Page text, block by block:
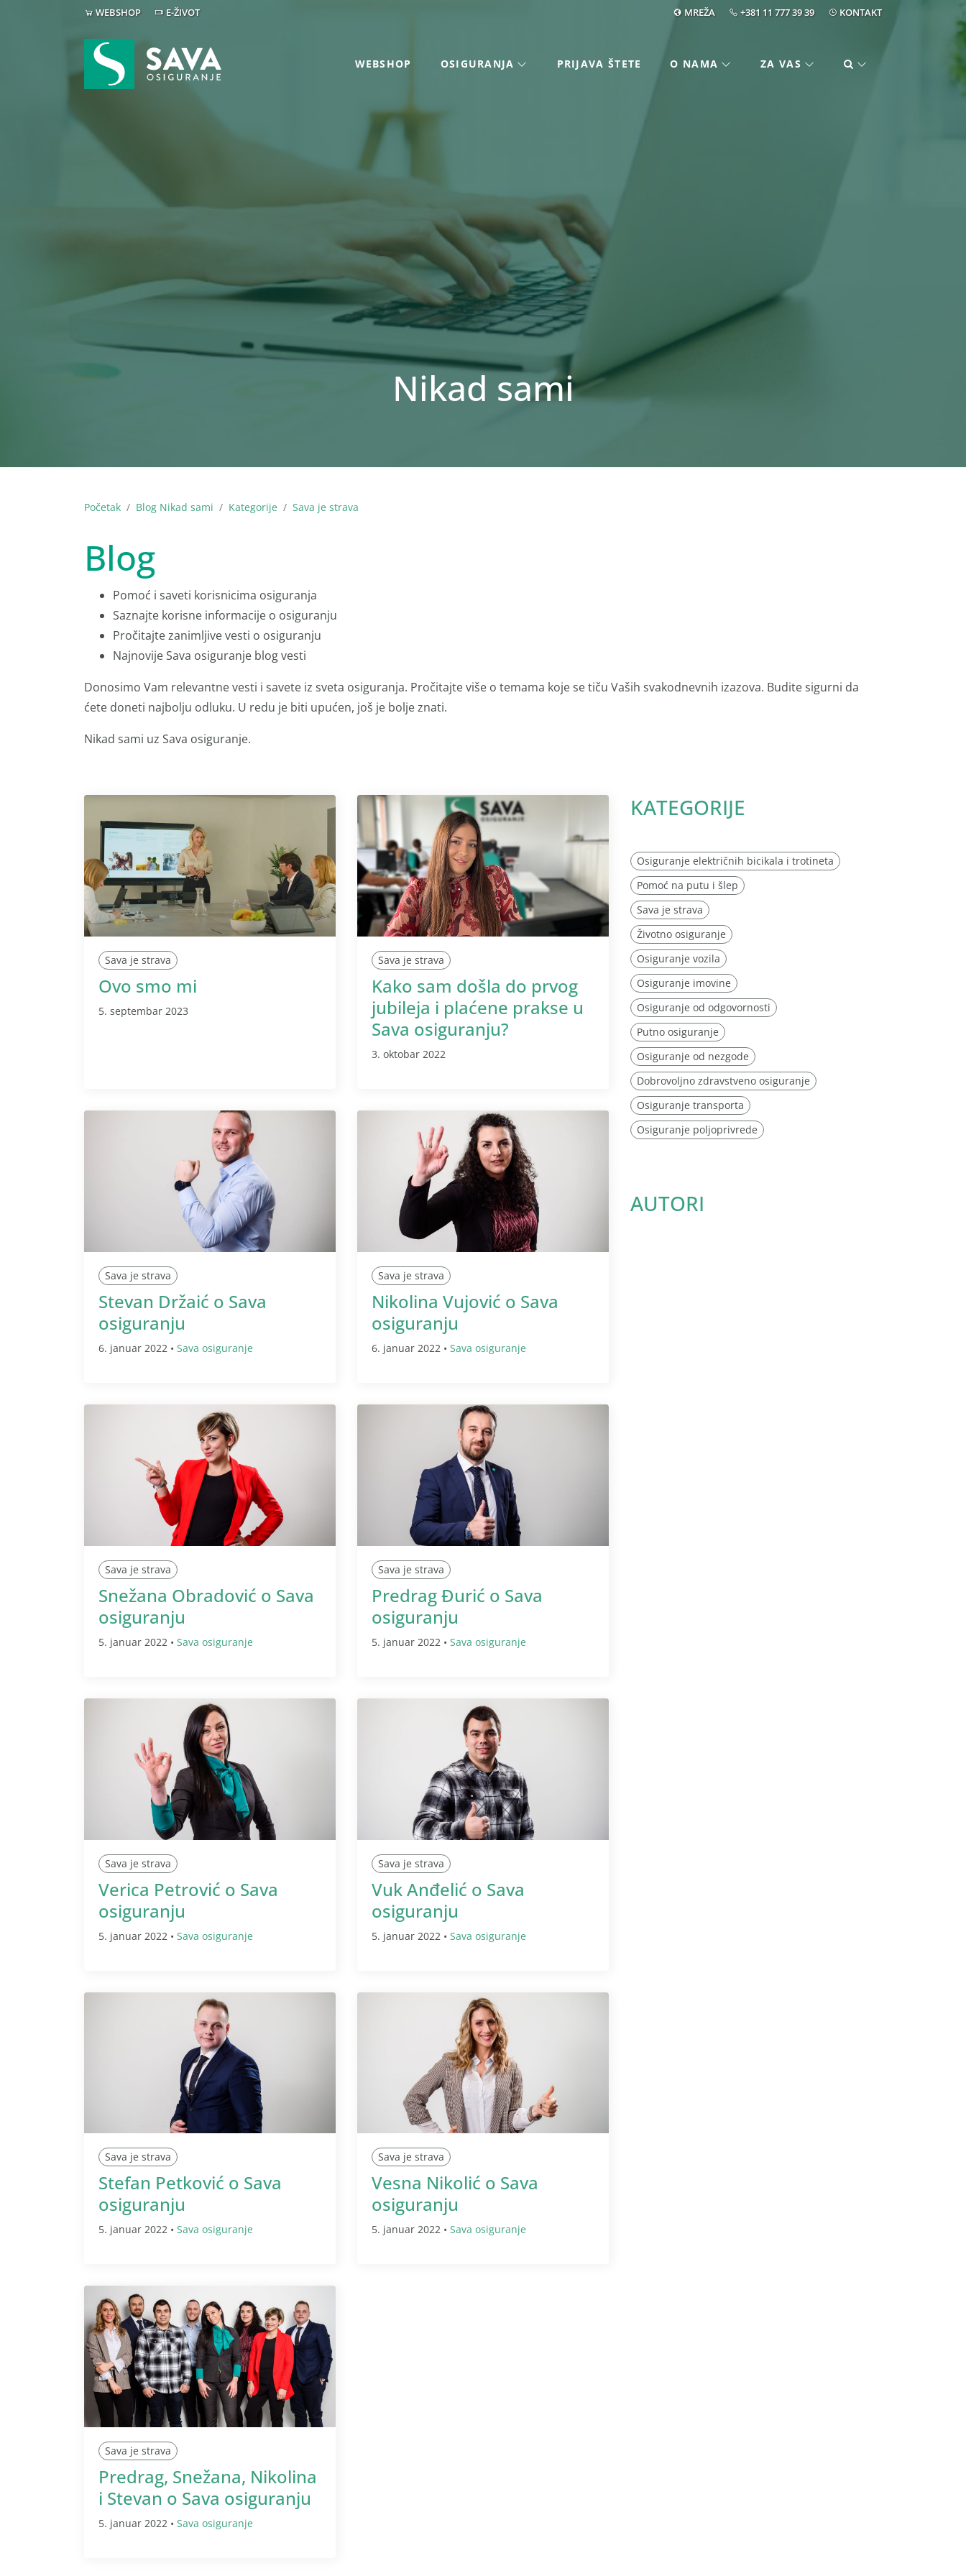
WEBSHOP E-ŽIVOT MREŽA +381 11 777 39 39 KONTAKT
WEBSHOP OSIGURANJA PRIJAVA ŠTETE O NAMA ZA VAS
Nikad sami
Početak Blog Nikad sami Kategorije Sava je strava
Blog
Pomoć i saveti korisnicima osiguranja
Saznajte korisne informacije o osiguranju
Pročitajte zanimljive vesti o osiguranju
Najnovije Sava osiguranje blog vesti
Donosimo Vam relevantne vesti i savete iz sveta osiguranja. Pročitajte više o temama koje se tiču Vaših svakodnevnih izazova. Budite sigurni da
ćete doneti najbolju odluku. U redu je biti upućen, još je bolje znati.
Nikad sami uz Sava osiguranje.
Sava je strava
Ovo smo mi
5. septembar 2023
Sava je strava
Kako sam došla do prvog
jubileja i plaćene prakse u
Sava osiguranju?
3. oktobar 2022
Sava je strava
Stevan Držaić o Sava
osiguranju
6. januar 2022 • Sava osiguranje
Sava je strava
Nikolina Vujović o Sava
osiguranju
6. januar 2022 • Sava osiguranje
Sava je strava
Snežana Obradović o Sava
osiguranju
5. januar 2022 • Sava osiguranje
Sava je strava
Predrag Đurić o Sava
osiguranju
5. januar 2022 • Sava osiguranje
Sava je strava
Verica Petrović o Sava
osiguranju
5. januar 2022 • Sava osiguranje
Sava je strava
Vuk Anđelić o Sava
osiguranju
5. januar 2022 • Sava osiguranje
Sava je strava
Stefan Petković o Sava
osiguranju
5. januar 2022 • Sava osiguranje
Sava je strava
Vesna Nikolić o Sava
osiguranju
5. januar 2022 • Sava osiguranje
Sava je strava
Predrag, Snežana, Nikolina
i Stevan o Sava osiguranju
5. januar 2022 • Sava osiguranje
KATEGORIJE
Osiguranje električnih bicikala i trotineta
Pomoć na putu i šlep
Sava je strava
Životno osiguranje
Osiguranje vozila
Osiguranje imovine
Osiguranje od odgovornosti
Putno osiguranje
Osiguranje od nezgode
Dobrovoljno zdravstveno osiguranje
Osiguranje transporta
Osiguranje poljoprivrede
AUTORI